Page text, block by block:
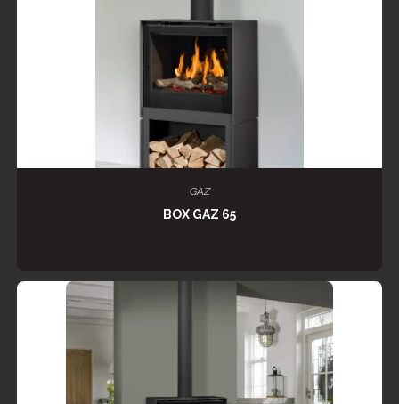
LIRE LA SUITE
GAZ
BOX GAZ 65